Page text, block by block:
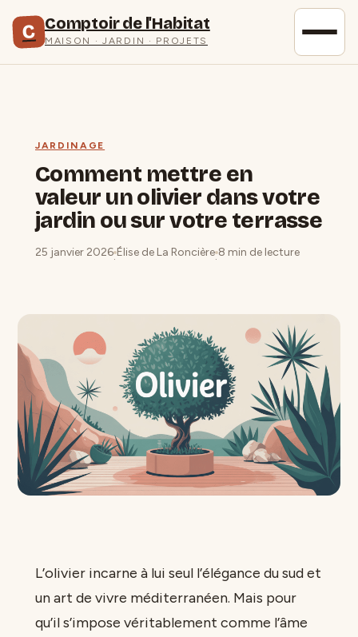
C Comptoir de l'Habitat
MAISON · JARDIN · PROJETS
JARDINAGE
Comment mettre en
valeur un olivier dans votre
jardin ou sur votre terrasse
25 janvier 2026
·
Élise de La Roncière
·
8 min de lecture
L’olivier incarne à lui seul l’élégance du sud et
un art de vivre méditerranéen. Mais pour
qu’il s’impose véritablement comme l’âme